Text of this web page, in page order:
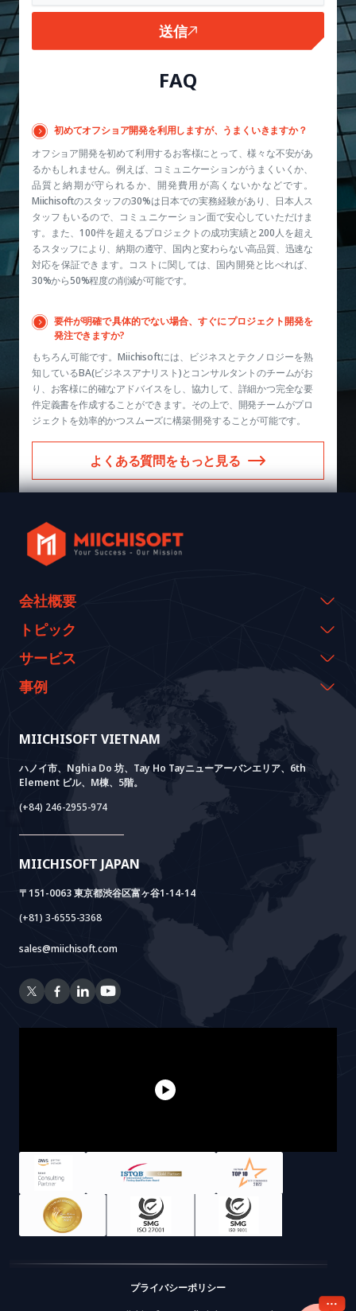
送信
FAQ
初めてオフショア開発を利用しますが、うまくいきますか？
オフショア開発を初めて利用するお客様にとって、様々な不安があ
るかもしれません。例えば、コミュニケーションがうまくいくか、
品質と納期が守られるか、開発費用が高くないかなどです。
Miichisoftのスタッフの30%は日本での実務経験があり、日本人ス
タッフもいるので、コミュニケーション面で安心していただけま
す。また、100件を超えるプロジェクトの成功実績と200人を超え
るスタッフにより、納期の遵守、国内と変わらない高品質、迅速な
対応を保証できます。コストに関しては、国内開発と比べれば、
30%から50%程度の削減が可能です。
要件が明確で具体的でない場合、すぐにプロジェクト開発を
発注できますか?
もちろん可能です。Miichisoftには、ビジネスとテクノロジーを熟
知しているBA(ビジネスアナリスト)とコンサルタントのチームがお
り、お客様に的確なアドバイスをし、協力して、詳細かつ完全な要
件定義書を作成することができます。その上で、開発チームがプロ
ジェクトを効率的かつスムーズに構築·開発することが可能です。
よくある質問をもっと見る
MIICHISOFT VIETNAM
ハノイ市、Nghia Do 坊、Tay Ho Tayニューアーバンエリア、6th
Element ビル、M棟、5階。
(+84) 246-2955-974
MIICHISOFT JAPAN
〒151-0063 東京都渋谷区富ヶ谷1-14-14
(+81) 3-6555-3368
sales@miichisoft.com
会社概要
会社概要
代表のメッセージ
沿革
価値観
トピック
イベント & ウェビナー
資料室
ニュース
FAQ
サービス
AI CO-CREATION
AI PoC開発
Core Lab
System Lab
Power Lab
Cloud Lab
AI+ SOLUTIONS
AI+ Products
Meet AI+
AI+ Package
RAG Package
VIETNAM BRIDGE
BOTモデル
法人設立支援
事例
実績
お客様の声
プライバシーポリシー